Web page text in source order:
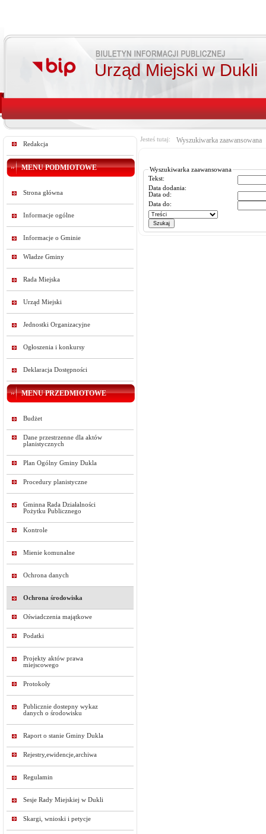
Urząd Miejski w Dukli
Redakcja
MENU PODMIOTOWE
Strona główna
Informacje ogólne
Informacje o Gminie
Władze Gminy
Rada Miejska
Urząd Miejski
Jednostki Organizacyjne
Ogłoszenia i konkursy
Deklaracja Dostępności
MENU PRZEDMIOTOWE
Budżet
Dane przestrzenne dla aktów
planistycznych
Plan Ogólny Gminy Dukla
Procedury planistyczne
Gminna Rada Działalności
Pożytku Publicznego
Kontrole
Mienie komunalne
Ochrona danych
Ochrona środowiska
Oświadczenia majątkowe
Podatki
Projekty aktów prawa
miejscowego
Protokoły
Publicznie dostepny wykaz
danych o środowisku
Raport o stanie Gminy Dukla
Rejestry,ewidencje,archiwa
Regulamin
Sesje Rady Miejskiej w Dukli
Skargi, wnioski i petycje
Jesteś tutaj: Wyszukiwarka zaawansowana
Wyszukiwarka zaawansowana
Tekst:
Data dodania:
Data od:
Data do: